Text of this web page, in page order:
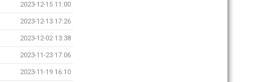
2023-12-15 11:00
2023-12-13 17:26
2023-12-02 13:38
2023-11-23 17:06
2023-11-19 16:10